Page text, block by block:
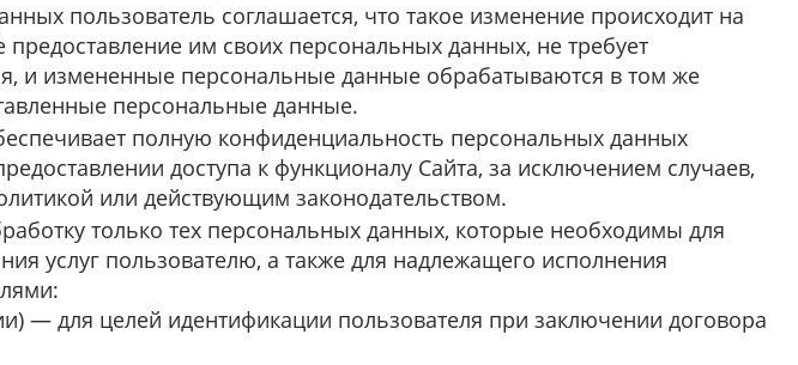
пользователь соглашается, что такое изменение происходит на
им своих персональных данных, не требует
и измененные персональные данные обрабатываются в том же
персональные данные.
полную конфиденциальность персональных данных
доступа к функционалу Сайта, за исключением случаев,
или действующим законодательством.
только тех персональных данных, которые необходимы для
услуг пользователю, а также для надлежащего исполнения
— для целей идентификации пользователя при заключении договора